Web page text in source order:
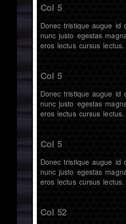
Col 5
Donec tristique augue id
nunc justo egestas
eros lectus cursus lectus.
Col 5
Donec tristique augue id
nunc justo egestas
eros lectus cursus lectus.
Col 5
Donec tristique augue id
nunc justo egestas
eros lectus cursus lectus.
Col 52